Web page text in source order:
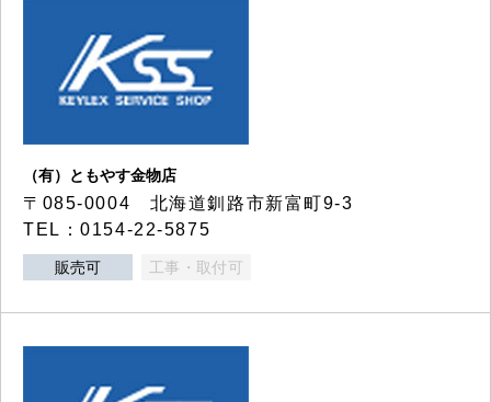
（有）ともやす金物店
〒085-0004 北海道釧路市新富町9-3
TEL：0154-22-5875
販売可 工事・取付可